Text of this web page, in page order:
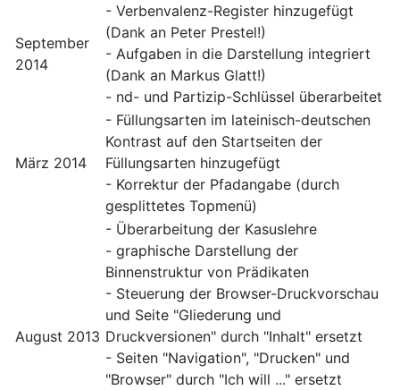
September
2014
- Verbenvalenz-Register hinzugefügt
(Dank an Peter Prestel!)
- Aufgaben in die Darstellung integriert
(Dank an Markus Glatt!)
- nd- und Partizip-Schlüssel überarbeitet
März 2014
- Füllungsarten im lateinisch-deutschen
Kontrast auf den Startseiten der
Füllungsarten hinzugefügt
- Korrektur der Pfadangabe (durch
gesplittetes Topmenü)
August 2013
- Überarbeitung der Kasuslehre
- graphische Darstellung der
Binnenstruktur von Prädikaten
- Steuerung der Browser-Druckvorschau
und Seite "Gliederung und
Druckversionen" durch "Inhalt" ersetzt
- Seiten "Navigation", "Drucken" und
"Browser" durch "Ich will ..." ersetzt